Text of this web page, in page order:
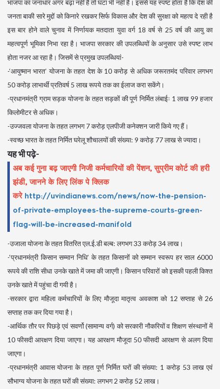
भाजपा का जनाधार अगर बढ़ा नहीं है तो घटा भी नहीं है। इससे यह स्पष्ट होता है कि देश की
जनता बाकी सारे मुद्दों को किनारे रखकर सिर्फ विकास और देश की सुरक्षा को महत्व दे रही है
इस बार होने वाले चुनाव में निर्णायक मतदाता युवा वर्ग 18 वर्ष से 25 वर्ष की आयु का
महत्वपूर्ण भूमिका निभा रहा है। भाजपा सरकार की उपलब्धियों के अनुसार उसे स्पष्ट लाभ
होता नजर आ रहा है। जिसमें से प्रमुख उपलब्धियां-
-‘आयुष्मान भारत’ योजना के तहत देश के 10 करोड़ से अधिक जरूरतमंद परिवार लगभग
50 करोड़ लाभार्थी प्रतिवर्ष 5 लाख रूपये तक का ईलाज करा सकेंगे।
-प्रधानमंत्री ग्राम सड़क योजना के तहत सड़कों की पूर्ण निर्मित लंबाईः 1 लाख 99 हजार
किलोमीटर से अधिक।
-उज्जवला योजना के तहत लगभग 7 करोड़ एलपीजी कनेक्शन जारी किये गए हैं।
-स्वच्छ भारत के तहत निर्मित घरेलू शौचालयों की संख्या: 9 करोड़ 77 लाख से ज्यादा।
यह भी पढ़े-
अब कई गुना बढ़ जाएगी निजी कर्मचारियों की पेंशन, सुप्रीम कोर्ट की हरी
झंडी, जानने के लिए लिंक पे क्लिक
करे http://uvindianews.com/news/now-the-pension-
of-private-employees-the-supreme-courts-green-
flag-will-be-increased-manifold
-उजाला योजना के तहत वितरित एल.ई.डी बल्ब: लगभग 33 करोड़ 34 लाख।
-‘प्रधानमंत्री किसान सम्मान निधि’ के तहत किसानों को सम्मान स्वरूप हर साल 6000
रूपये की राशि सीधा उनके खाते में जमा की जाएगी। किसान परिवारों को इसकी पहली किश्त
उनके खाते में पहुंचा दी गयी है।
-सरकार द्वारा महिला कर्मचारियों के लिए मौजूदा मातृत्व अवकाश को 12 सप्ताह से 26
सप्ताह तक कर दिया गया है।
-आर्थिक तौर पर पिछड़े एवं सवर्णो (सामान्य वर्ग) को सरकारी नौकरियों व शिक्षण संस्थानों में
10 फीसदी आरक्षण दिया जाएगा। यह आरक्षण मौजूदा 50 फीसदी आरक्षण से अलग दिया
जाएगा।
-प्रधानमंत्री आवास योजना के तहत पूर्ण निर्मित घरों की संख्या: 1 करोड़ 53 लाख एवं
सौभाग्य योजना के तहत घरों की संख्या: लगभग 2 करोड़ 52 लाख।